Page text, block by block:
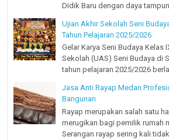
Didik Baru dengan daya
Ujian Akhir Sekolah Seni
Tahun Pelajaran 2025/2026
Gelar Karya Seni Budaya Kelas
Sekolah (UAS) Seni Budaya di
tahun pelajaran 2025/2026
Jasa Anti Rayap Medan
Bangunan
Rayap merupakan salah satu
merugikan bagi pemilik rumah
Serangan rayap sering kali tidak